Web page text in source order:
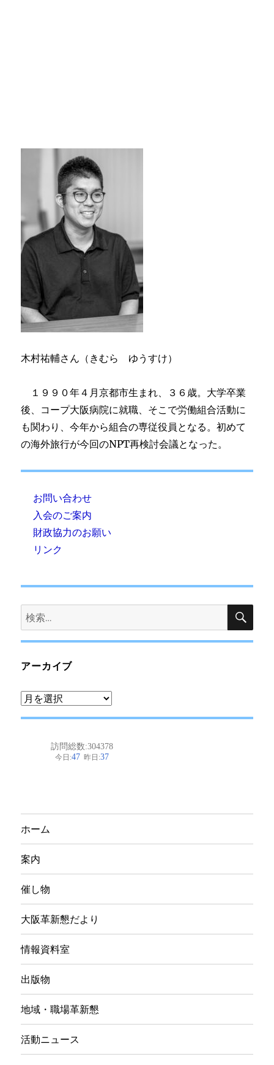
木村祐輔さん（きむら ゆうすけ）
１９９０年４月京都市生まれ、３６歳。大学卒業
後、コープ大阪病院に就職、そこで労働組合活動に
も関わり、今年から組合の専従役員となる。初めて
の海外旅行が今回のNPT再検討会議となった。
お問い合わせ
入会のご案内
財政協力のお願い
リンク
検
索:
検
アーカイブ
ア
ー
ホーム
案内
催し物
大阪革新懇だより
情報資料室
出版物
地域・職場革新懇
活動ニュース